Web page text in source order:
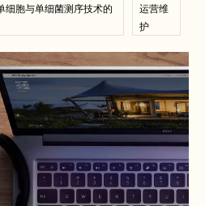
细胞与单细菌测序技术的
运营维
护